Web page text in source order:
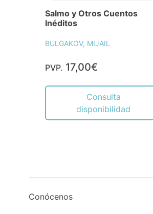
Salmo y Otros Cuentos
Inéditos
BULGAKOV, MIJAIL
PVP. 17,00€
Consulta
disponibilidad
Conócenos